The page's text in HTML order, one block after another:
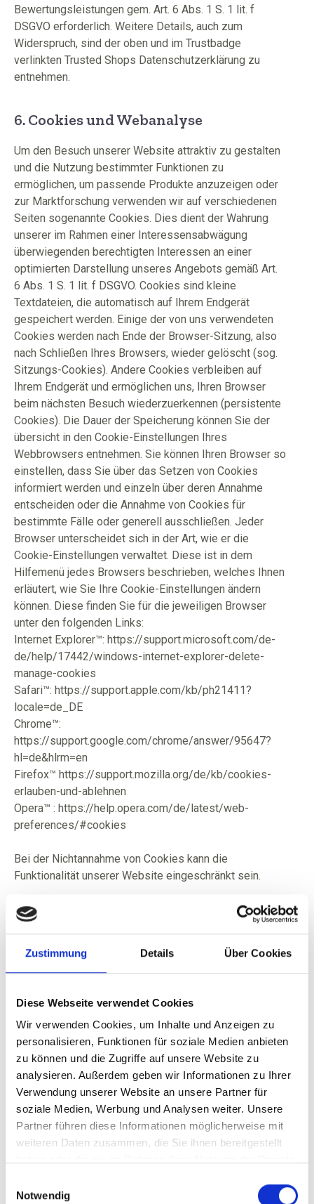
Zustimmung Details Über Cookies
Diese Webseite verwendet Cookies
Wir verwenden Cookies, um Inhalte und Anzeigen zu
personalisieren, Funktionen für soziale Medien anbieten
zu können und die Zugriffe auf unsere Website zu
analysieren. Außerdem geben wir Informationen zu Ihrer
Verwendung unserer Website an unsere Partner für
soziale Medien, Werbung und Analysen weiter. Unsere
Partner führen diese Informationen möglicherweise mit
weiteren Daten zusammen, die Sie ihnen bereitgestellt
Notwendig
Bewertungsleistungen gem. Art. 6 Abs. 1 S. 1 lit. f
DSGVO erforderlich. Weitere Details, auch zum
Widerspruch, sind der oben und im Trustbadge
verlinkten Trusted Shops Datenschutzerklärung zu
entnehmen.
6. Cookies und Webanalyse
Um den Besuch unserer Website attraktiv zu gestalten
und die Nutzung bestimmter Funktionen zu
ermöglichen, um passende Produkte anzuzeigen oder
zur Marktforschung verwenden wir auf verschiedenen
Seiten sogenannte Cookies. Dies dient der Wahrung
unserer im Rahmen einer Interessensabwägung
überwiegenden berechtigten Interessen an einer
optimierten Darstellung unseres Angebots gemäß Art.
6 Abs. 1 S. 1 lit. f DSGVO. Cookies sind kleine
Textdateien, die automatisch auf Ihrem Endgerät
gespeichert werden. Einige der von uns verwendeten
Cookies werden nach Ende der Browser-Sitzung, also
nach Schließen Ihres Browsers, wieder gelöscht (sog.
Sitzungs-Cookies). Andere Cookies verbleiben auf
Ihrem Endgerät und ermöglichen uns, Ihren Browser
beim nächsten Besuch wiederzuerkennen (persistente
Cookies). Die Dauer der Speicherung können Sie der
übersicht in den Cookie-Einstellungen Ihres
Webbrowsers entnehmen. Sie können Ihren Browser so
einstellen, dass Sie über das Setzen von Cookies
informiert werden und einzeln über deren Annahme
entscheiden oder die Annahme von Cookies für
bestimmte Fälle oder generell ausschließen. Jeder
Browser unterscheidet sich in der Art, wie er die
Cookie-Einstellungen verwaltet. Diese ist in dem
Hilfemenü jedes Browsers beschrieben, welches Ihnen
erläutert, wie Sie Ihre Cookie-Einstellungen ändern
können. Diese finden Sie für die jeweiligen Browser
unter den folgenden Links:
Internet Explorer™: https://support.microsoft.com/de-
de/help/17442/windows-internet-explorer-delete-
manage-cookies
Safari™: https://support.apple.com/kb/ph21411?
locale=de_DE
Chrome™:
https://support.google.com/chrome/answer/95647?
hl=de&hlrm=en
Firefox™ https://support.mozilla.org/de/kb/cookies-
erlauben-und-ablehnen
Opera™ : https://help.opera.com/de/latest/web-
preferences/#cookies
Bei der Nichtannahme von Cookies kann die
Funktionalität unserer Website eingeschränkt sein.
Einsatz von Google (Universal) Analytics zur
Webanalyse
Zur Webseitenanalyse setzt diese Website Google
irischem Recht eingetragenen und betriebenen
Dublin 4, Irland (www.google.de). Dies dient der
Wahrung unserer im Rahmen einer
Interessensabwägung überwiegenden berechtigten
Interessen an einer optimierten Darstellung unseres
Angebots gemäß Art. 6 Abs. 1 S. 1 lit. f DSGVO. Google
(Universal) Analytics verwendet Methoden, die eine
Analyse der Benutzung der Website durch Sie
ermöglichen, wie zum Beispiel Cookies. Die
automatisch erhobenen Informationen über Ihre